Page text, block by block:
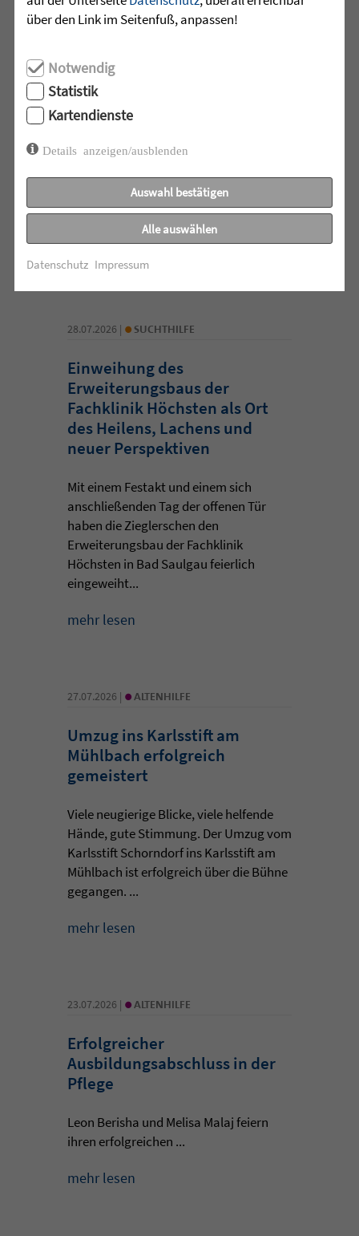
28.07.2026 |
Zeit füreinander
Beim Klientencafé der Diakonie-
Sozialstation Mössingen standen
Begegnungen, Gespräche und
gemeinsame Momente im ...
28.07.2026 | • SUCHTHILFE
Einweihung des
Erweiterungsbaus der
Fachklinik Höchsten als Ort
des Heilens, Lachens und
neuer Perspektiven
Mit einem Festakt und einem sich
anschließenden Tag der offenen Tür
haben die Zieglerschen den
Erweiterungsbau der Fachklinik
Höchsten in Bad Saulgau feierlich
eingeweiht...
mehr lesen
27.07.2026 | • ALTENHILFE
Umzug ins Karlsstift am
Mühlbach erfolgreich
gemeistert
Viele neugierige Blicke, viele helfende
Hände, gute Stimmung. Der Umzug vom
Karlsstift Schorndorf ins Karlsstift am
Mühlbach ist erfolgreich über die Bühne
gegangen. ...
mehr lesen
23.07.2026 | • ALTENHILFE
Erfolgreicher
Ausbildungsabschluss in der
Pflege
Leon Berisha und Melisa Malaj feiern
ihren erfolgreichen ...
mehr lesen
über den Link im Seitenfuß, anpassen!
Notwendig
Statistik
Kartendienste
Details anzeigen/ausblenden
Auswahl bestätigen
Alle auswählen
Datenschutz Impressum